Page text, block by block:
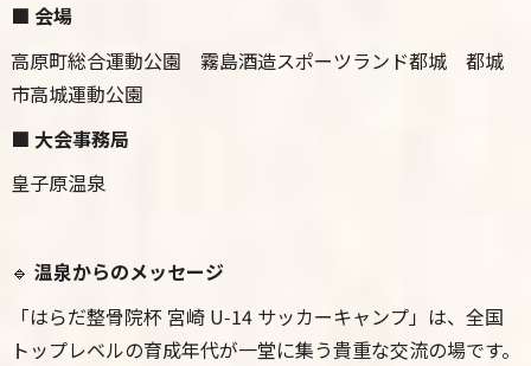
■ 会場
高原町総合運動公園 霧島酒造スポーツランド都城 都城
市高城運動公園
■ 大会事務局
皇子原温泉
🔹 温泉からのメッセージ
「はらだ整骨院杯 宮崎 U‑14 サッカーキャンプ」は、全国
トップレベルの育成年代が一堂に集う貴重な交流の場です。